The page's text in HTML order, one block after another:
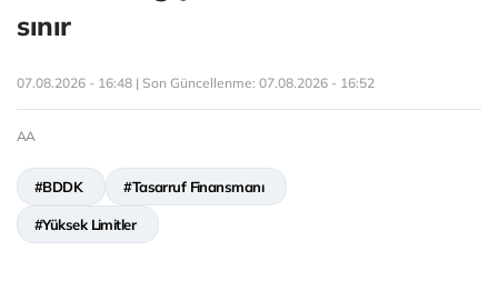
sınır
07.08.2026 - 16:48 | Son Güncellenme: 07.08.2026 - 16:52
AA
#BDDK #Tasarruf Finansmanı
#Yüksek Limitler